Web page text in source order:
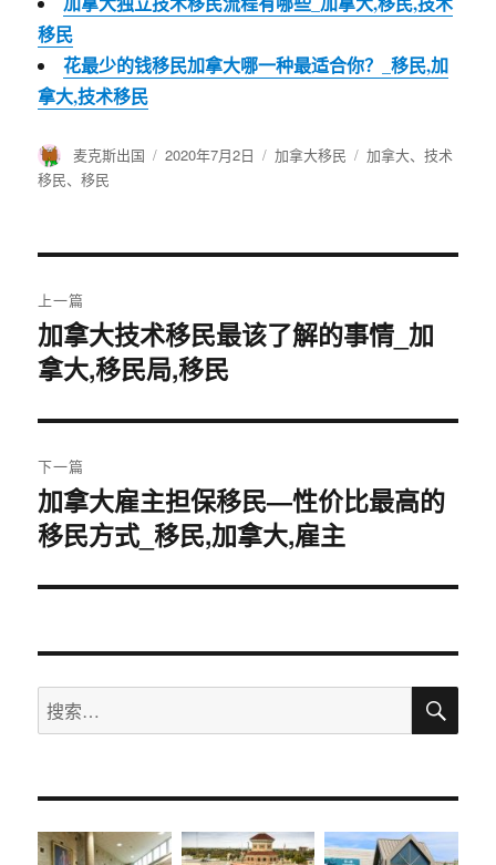
移民
花最少的钱移民加拿大哪一种最适合你？_移民,加
拿大,技术移民
作
者
麦克斯出国
发
2020年7月2日
分
加拿大移民
标
加拿大、技术
移民、移民
章
导
航
上一篇
上
篇
章：
加拿大技术移民最该了解的事情_加
拿大,移民局,移民
下一篇
下
篇
章：
加拿大雇主担保移民—性价比最高的
移民方式_移民,加拿大,雇主
搜
索：
搜